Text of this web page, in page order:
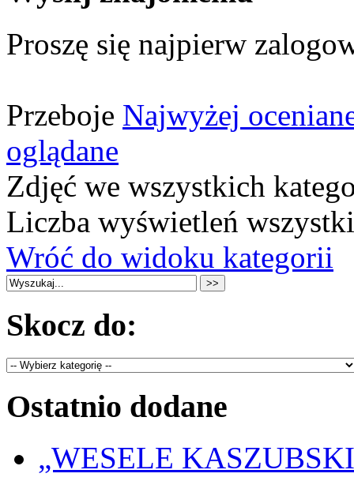
Proszę się najpierw
Przeboje Najwyżej
oglądane
Zdjęć we wszystkich
Liczba wyświetleń
Wróć do widoku kategorii
Skocz do:
Ostatnio dodane
„WESELE